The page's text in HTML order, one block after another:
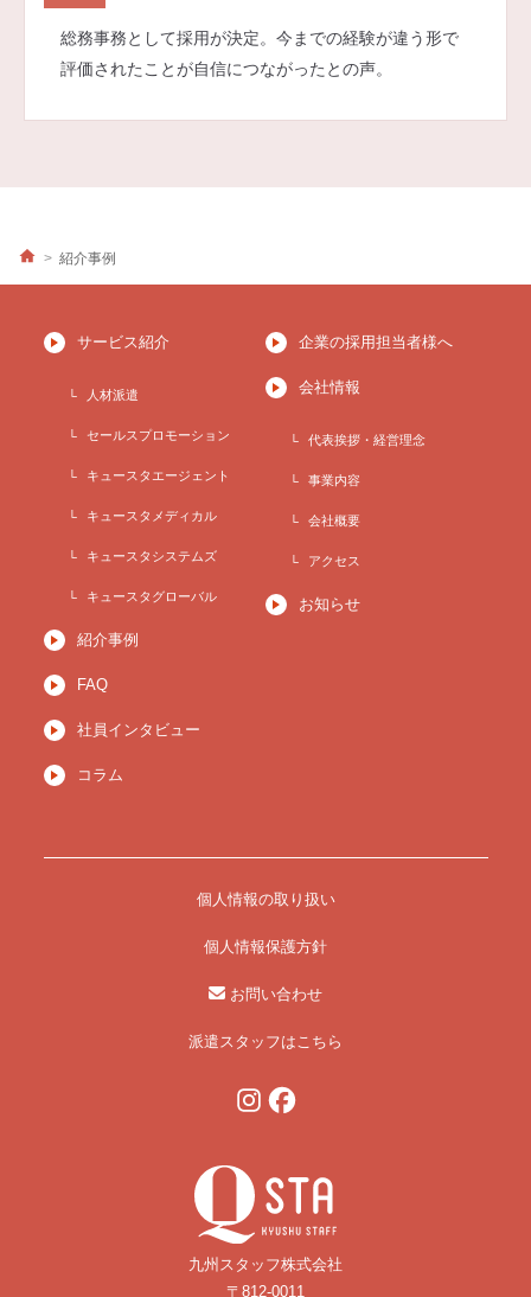
総務事務として採用が決定。今までの経験が違う形で
評価されたことが自信につながったとの声。
紹介事例
サービス紹介
人材派遣
セールスプロモーション
キュースタエージェント
キュースタメディカル
キュースタシステムズ
キュースタグローバル
紹介事例
FAQ
社員インタビュー
コラム
企業の採用担当者様へ
会社情報
代表挨拶・経営理念
事業内容
会社概要
アクセス
お知らせ
個人情報の取り扱い
個人情報保護方針
お問い合わせ
派遣スタッフはこちら
九州スタッフ株式会社
〒812-0011